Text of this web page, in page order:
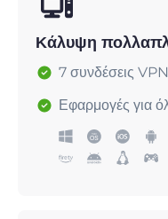
Κάλυψη
7 συνδέσεις
Εφαρμογές για